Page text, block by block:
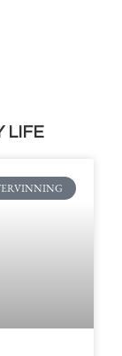
LIFE